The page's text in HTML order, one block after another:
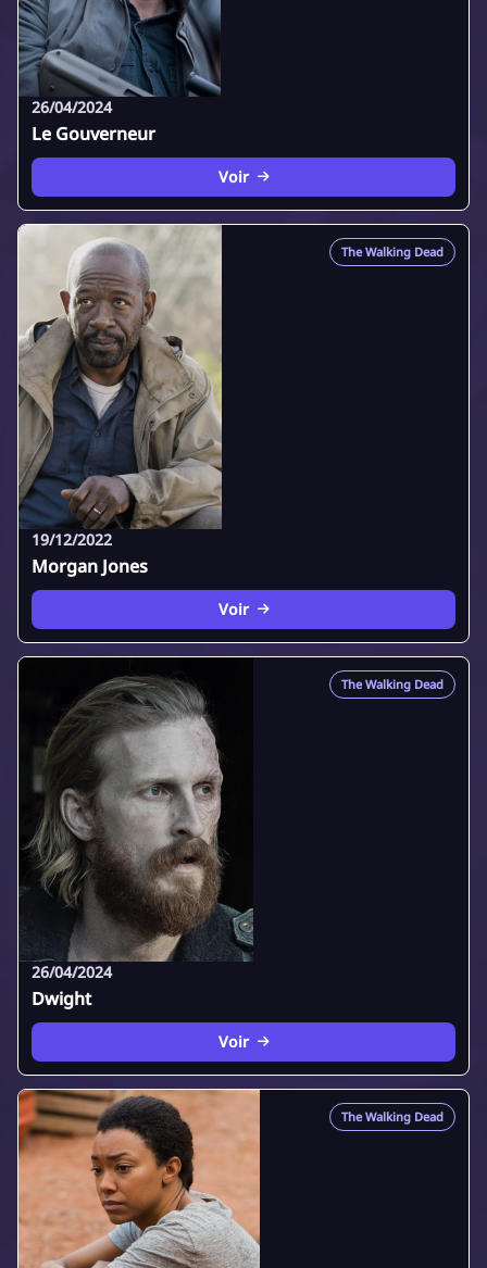
26/04/2024
Le Gouverneur
Voir
The Walking Dead
19/12/2022
Morgan Jones
Voir
The Walking Dead
26/04/2024
Dwight
Voir
The Walking Dead